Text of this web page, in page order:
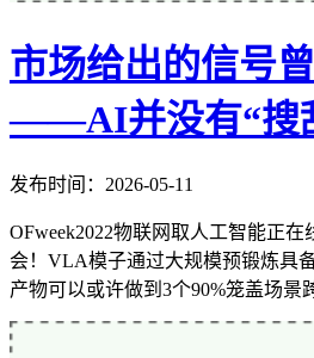
市场给出的信号
——AI并没有“搜
发布时间：2026-05-11
OFweek2022物联网取人工智能正
会！VLA模子通过大规模预锻炼具
产物可以或许做到3个90%笼盖场景